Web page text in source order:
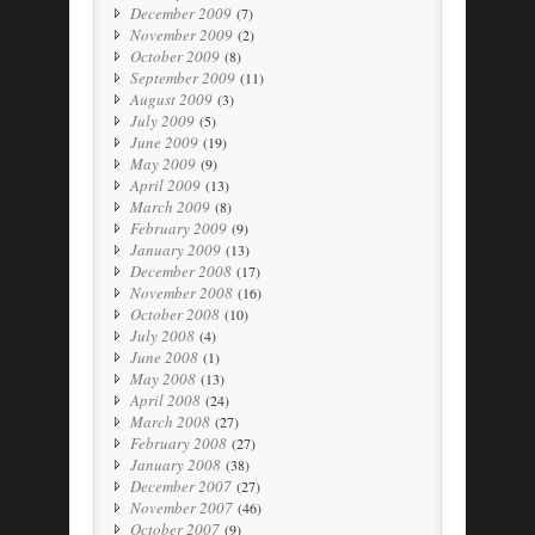
December 2009 (7)
November 2009 (2)
October 2009 (8)
September 2009 (11)
August 2009 (3)
July 2009 (5)
June 2009 (19)
May 2009 (9)
April 2009 (13)
March 2009 (8)
February 2009 (9)
January 2009 (13)
December 2008 (17)
November 2008 (16)
October 2008 (10)
July 2008 (4)
June 2008 (1)
May 2008 (13)
April 2008 (24)
March 2008 (27)
February 2008 (27)
January 2008 (38)
December 2007 (27)
November 2007 (46)
October 2007 (9)